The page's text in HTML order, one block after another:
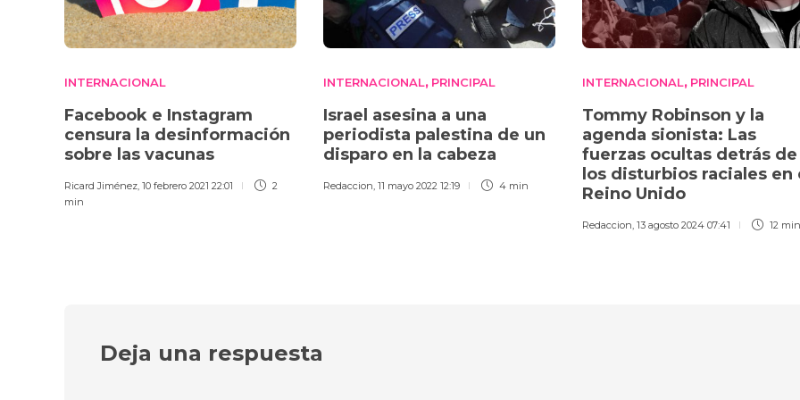
INTERNACIONAL
Facebook e Instagram
censura la desinformación
sobre las vacunas
Ricard Jiménez 10 febrero 2021 22:01
2
min
INTERNACIONAL, PRINCIPAL
Israel asesina a una
periodista palestina de un
disparo en la cabeza
Redaccion 11 mayo 2022 12:19 4 min
INTERNACIONAL, PRINCIPAL
Tommy Robinson y la
agenda sionista: Las
fuerzas ocultas detrás de
los disturbios raciales en
Reino Unido
Redaccion 13 agosto 2024 07:41 12 min
Deja una respuesta